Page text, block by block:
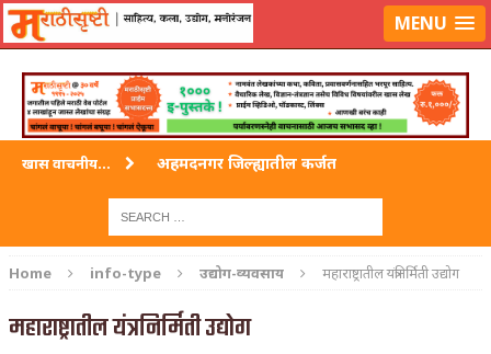
लॉग-इन करा|लेखक नोंदणी करा MENU
खास वाचनीय... अहमदनगर जिल्ह्यातील कर्जत
अहमदपूर – लातूर जिल्ह्यातील महत्त्वाचे शहर
गडचिरोली जिल्ह्यातील आदिवासींचे ‘ढोल’ नृत्य
Home info-type उद्योग-व्यवसाय महाराष्ट्रातील यंत्रनिर्मिती उद्योग
महाराष्ट्रातील यंत्रनिर्मिती उद्योग